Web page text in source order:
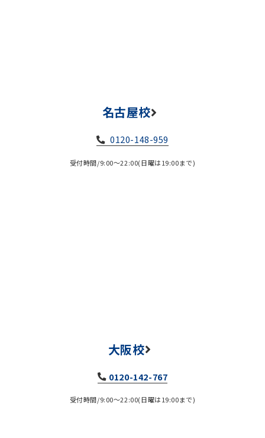
名古屋校
0120-148-959
受付時間/9:00～22:00(日曜は19:00まで)
大阪校
0120-142-767
受付時間/9:00～22:00(日曜は19:00まで)